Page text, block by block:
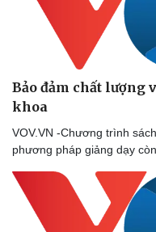
Phòng mạch online
Ăn sạch sống khỏe
Bảo đảm chất lượng
khoa
VOV.VN -Chương trình
phương pháp giảng dạy